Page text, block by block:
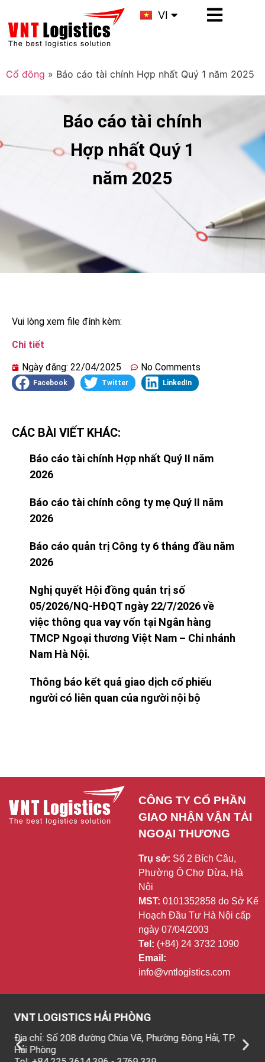
VI
CN
Cổ đông » Báo cáo tài chính Hợp nhất Quý 1 năm 2025
Báo cáo tài chính
Hợp nhất Quý 1
năm 2025
Vui lòng xem file đính kèm:
Chi tiết
Ngày đăng: 22/04/2025 No Comments
Facebook Twitter LinkedIn
CÁC BÀI VIẾT KHÁC:
Báo cáo tài chính Hợp nhất Quý II năm
2026
Báo cáo tài chính công ty mẹ Quý II năm
2026
Báo cáo quản trị Công ty 6 tháng đầu năm
2026
Nghị quyết Hội đồng quản trị số
05/2026/NQ-HĐQT ngày 22/7/2026 về
việc thông qua vay vốn tại Ngân hàng
TMCP Ngoại thương Việt Nam – Chi nhánh
Nam Hà Nội.
Thông báo kết quả giao dịch cổ phiếu
người có liên quan của người nội bộ
CÔNG TY CỔ PHẦN
GIAO NHẬN VẬN TẢI
NGOẠI THƯƠNG
Trụ sở: Số 2 Bích Câu,
Phường Ô Chợ Dừa, Hà
Nội
MST: 0101352858 do Sở Kế
Hoạch Đầu Tư Hà Nội cấp
ngày 07/04/2003
Tel: (+84) 24 3732 1090
Email:
info@vntlogistics.com
LOGISTICS HẢI PHÒNG
Số 208 đường Chùa Vẽ, Phường Đông Hải, TP.
Địa chỉ:
Kinh